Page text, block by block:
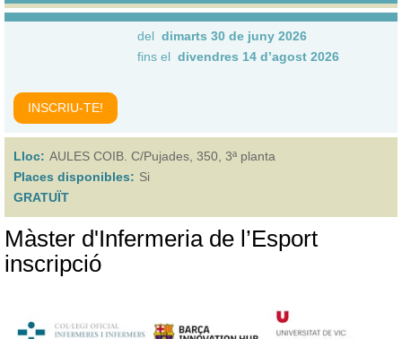
del dimarts 30 de juny 2026
fins el divendres 14 d’agost 2026
INSCRIU-TE!
Lloc: AULES COIB. C/Pujades, 350, 3ª planta
Places disponibles: Si
GRATUÏT
Màster d'Infermeria de l’Esport
inscripció